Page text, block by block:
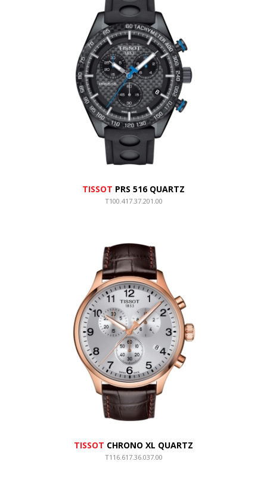
TISSOT PRS 516 QUARTZ
T100.417.37.201.00
TISSOT CHRONO XL QUARTZ
T116.617.36.037.00